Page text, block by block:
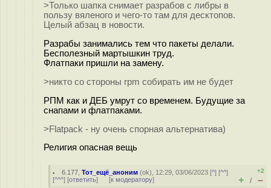
>Только шапка снимает разрабов с либры в
пользу вяленого и чего-то там для десктопов.
Целый абзац в новости.
Разрабы занимались тем что пакеты делали.
Бесполезный мартышкин труд.
Флатпаки пришли на замену.
>никто со стороны rpm собирать им не будет
РПМ как и ДЕБ умрут со временем. Будущие за
снапами и флатпаками.
>Flatpack - ну очень спорная альтернатива)
Религия опасная вещь
6.177 ,Тот_ещё_аноним (ok), 12:29, 03/06/2023 [^] [^^]
[^^^] [ответить] [к модератору]
+2
+ / –